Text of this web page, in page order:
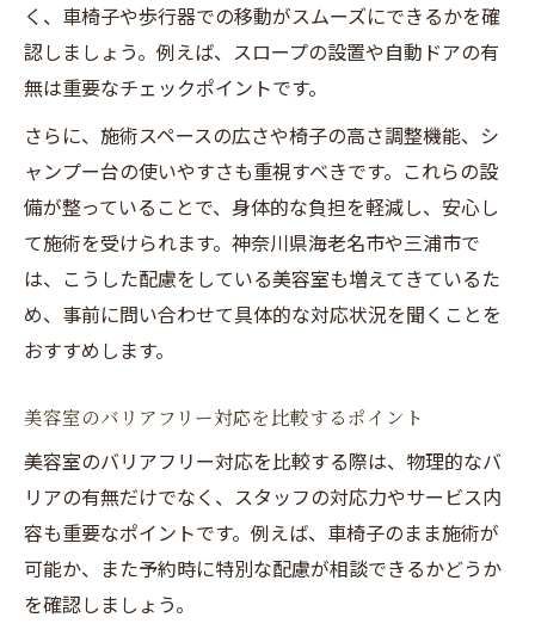
く、車椅子や歩行器での移動がスムーズにできるかを確
認しましょう。例えば、スロープの設置や自動ドアの有
無は重要なチェックポイントです。
さらに、施術スペースの広さや椅子の高さ調整機能、シ
ャンプー台の使いやすさも重視すべきです。これらの設
備が整っていることで、身体的な負担を軽減し、安心し
て施術を受けられます。神奈川県海老名市や三浦市で
は、こうした配慮をしている美容室も増えてきているた
め、事前に問い合わせて具体的な対応状況を聞くことを
おすすめします。
美容室のバリアフリー対応を比較するポイント
美容室のバリアフリー対応を比較する際は、物理的なバ
リアの有無だけでなく、スタッフの対応力やサービス内
容も重要なポイントです。例えば、車椅子のまま施術が
可能か、また予約時に特別な配慮が相談できるかどうか
を確認しましょう。